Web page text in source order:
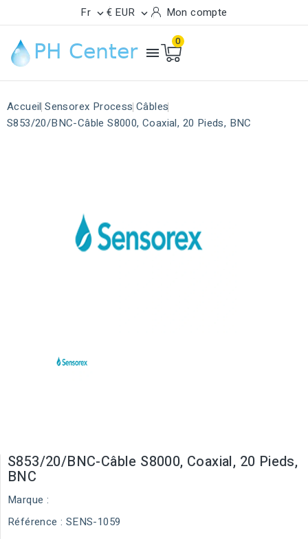
Fr  € EUR  Mon compte

0
Accueil Sensorex Process Câbles
S853/20/BNC-Câble S8000, Coaxial, 20 Pieds, BNC
S853/20/BNC-Câble S8000, Coaxial, 20 Pieds,
BNC
Marque :
Référence : SENS-1059